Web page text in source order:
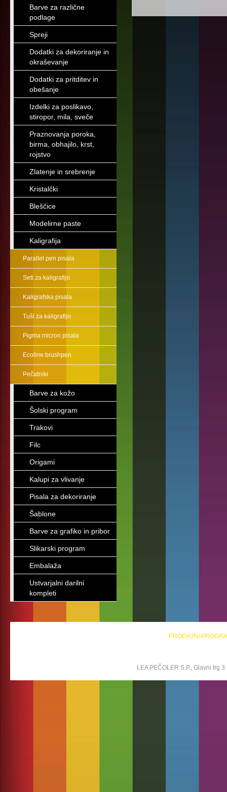
Barve za različne
podlage
Spreji
Dodatki za dekoriranje in
okraševanje
Dodatki za pritditev in
obešanje
Izdelki za poslikavo,
stiropor, mila, sveče
Praznovanja poroka,
birma, obhajilo, krst,
rojstvo
Zlatenje in srebrenje
Kristalčki
Bleščice
Modelirne paste
Kaligrafija
Parallel pen pisala
Seti za kaligrafijo
Kaligrafska pisala
Tuši za kaligrafijo
Pigma micron pisala
Ecoline brushpen
Pečatniki
Barve za kožo
Šolski program
Trakovi
Filc
Origami
Kalupi za vlivanje
Pisala za dekoriranje
Šablone
Barve za grafiko in pribor
Slikarski program
Embalaža
Ustvarjalni darilni
kompleti
PRODAJNI
LEA PEČOLER S.P., Glavni trg